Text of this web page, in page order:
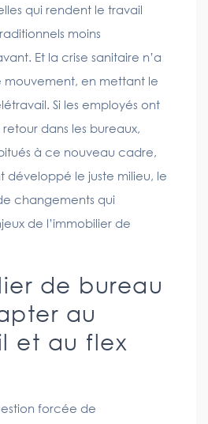
qui rendent le travail
moins
Et la crise sanitaire n’a
mouvement, en mettant le
Si les employés ont
dans les bureaux,
à ce nouveau cadre,
développé le juste milieu, le
changements qui
de l’immobilier de
de bureau
au
et au flex
forcée de